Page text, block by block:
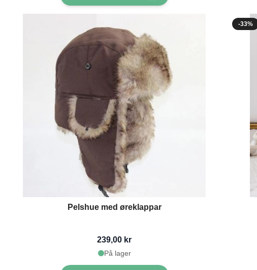
Pelshue med øreklappar
239,00 kr
På lager
-33%